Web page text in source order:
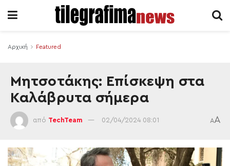
Αρχική Featured
Μητσοτάκης: Επίσκεψη στα
Καλάβρυτα σήμερα
από TechTeam 02/04/2024 08:01 AA